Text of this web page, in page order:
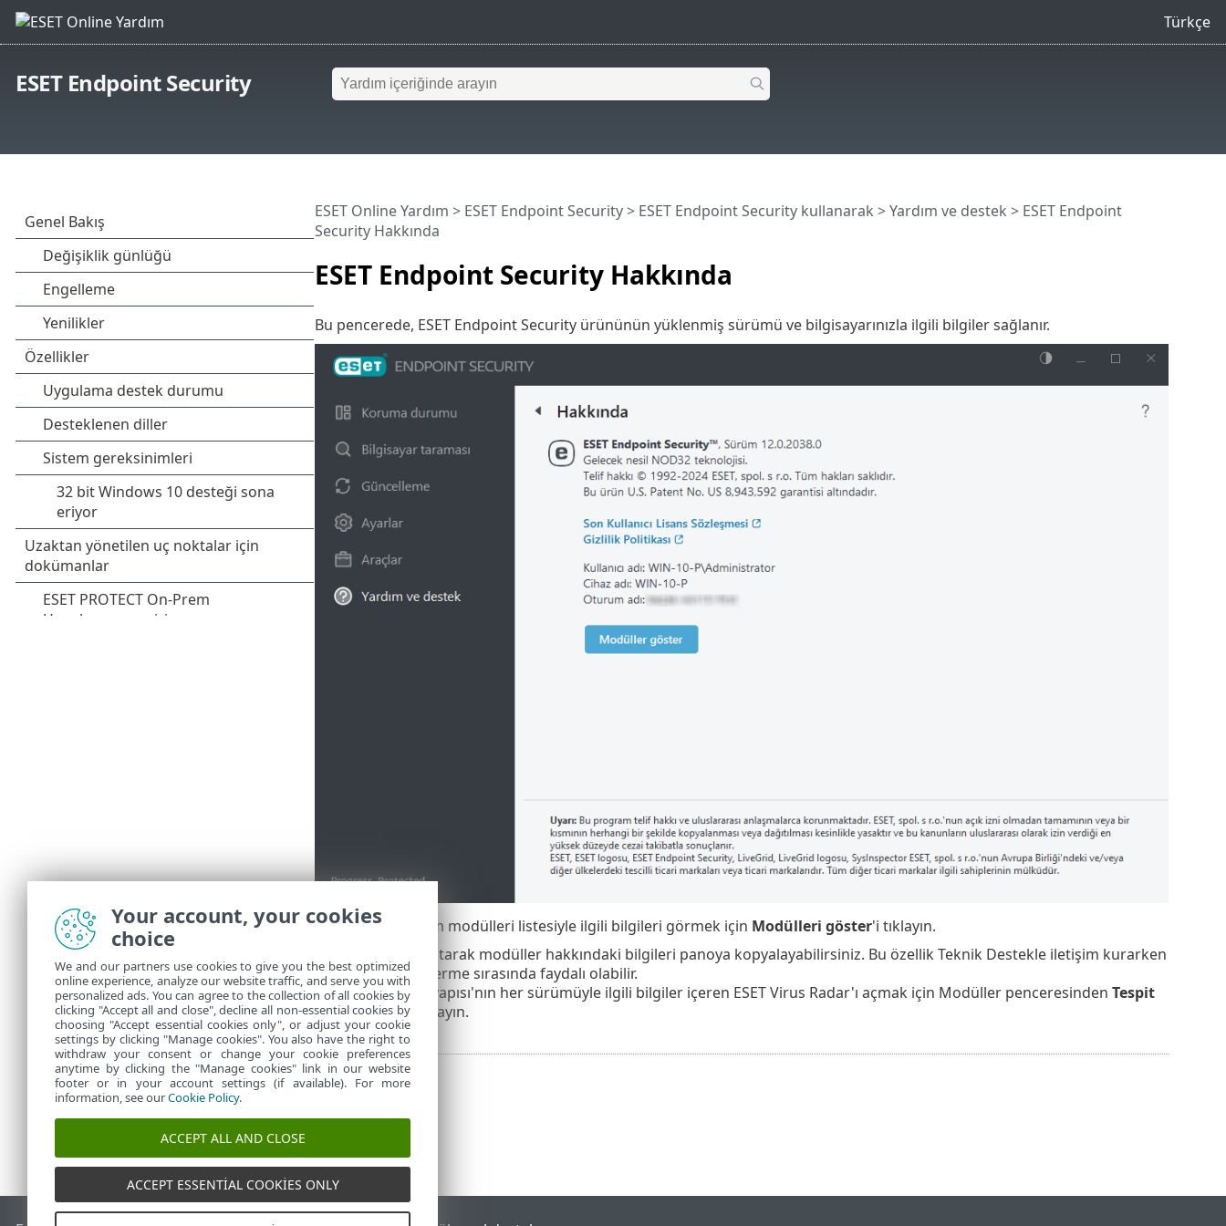
Türkçe
ESET Endpoint Security
ESET Endpoint Security Hakkında
ESET Online Yardım > ESET Endpoint Security> ESET Endpoint Security kullanarak >Yardım ve destek > ESET Endpoint
Security Hakkında
Bu pencerede, ESET Endpoint Security ürününün yüklenmiş sürümü ve bilgisayarınızla ilgili bilgiler sağlanır.
Yüklenen program modülleri listesiyle ilgili bilgileri görmek için Modülleri göster'i tıklayın.
'yı tıklatarak modüller hakkındaki bilgileri panoya kopyalayabilirsiniz. Bu özellik Teknik Destekle iletişim kurarken
veya sorun giderme sırasında faydalı olabilir.
ESET Tespit Altyapısı'nın her sürümüyle ilgili bilgiler içeren ESET Virus Radar'ı açmak için Modüller penceresinden Tespit
Altyapısı 'nı tıklayın.
Your account, your cookies
choice
We and our partners use cookies to give you the best optimized
online experience, analyze our website traffic, and serve you with
personalized ads. You can agree to the collection of all cookies by
clicking "Accept all and close", decline all non-essential cookies by
choosing "Accept essential cookies only", or adjust your cookie
settings by clicking "Manage cookies". You also have the right to
withdraw your consent or change your cookie preferences
anytime by clicking the "Manage cookies" link in our website
footer or in your account settings (if available). For more
information, see ourCookie Policy.
ACCEPT ALL AND CLOSE
ACCEPT ESSENTIAL COOKIES ONLY